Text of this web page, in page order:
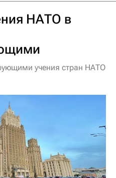
НАТО в
учения стран НАТО